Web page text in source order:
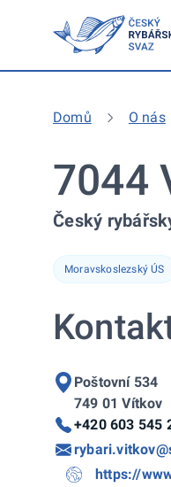
Domů O nás
7044
Český
Moravskoslezský ÚS
Poštovní 534
749 01 Vítkov
+420 603 545
https://